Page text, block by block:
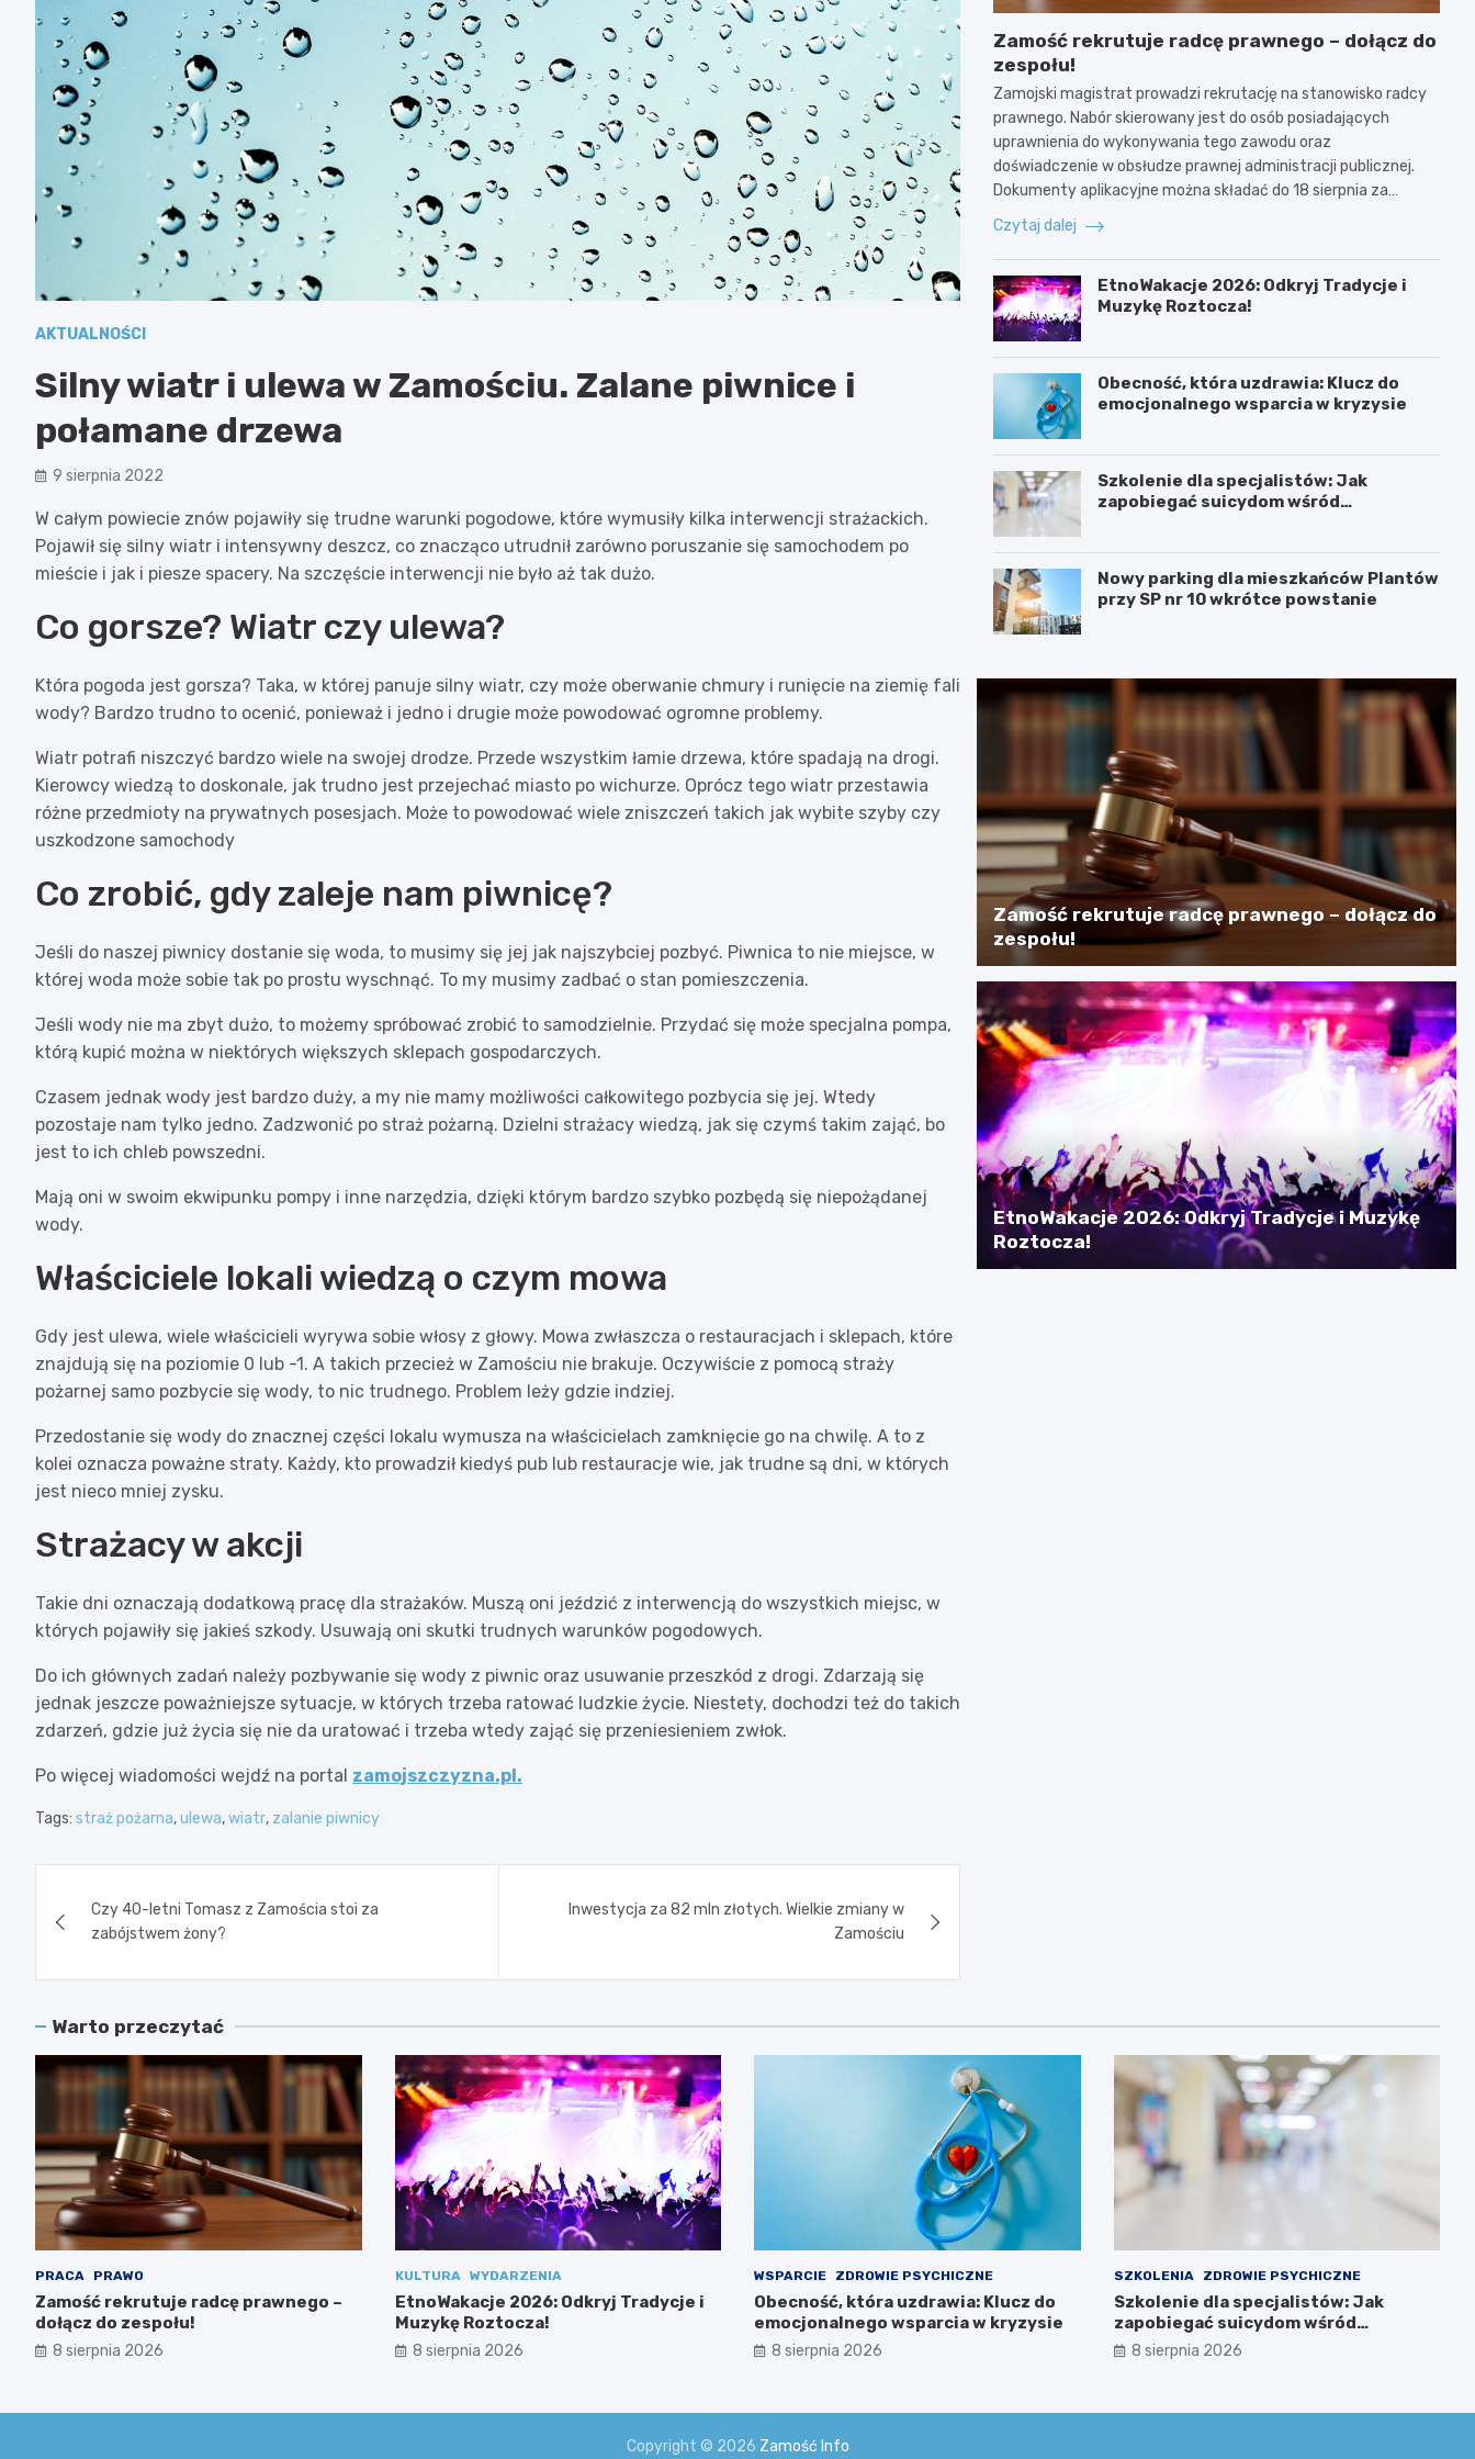
AKTUALNOŚCI
Silny wiatr i ulewa w Zamościu. Zalane piwnice i
połamane drzewa
9 sierpnia 2022
W całym powiecie znów pojawiły się trudne warunki pogodowe, które wymusiły kilka interwencji strażackich.
Pojawił się silny wiatr i intensywny deszcz, co znacząco utrudnił zarówno poruszanie się samochodem po
mieście i jak i piesze spacery. Na szczęście interwencji nie było aż tak dużo.
Co gorsze? Wiatr czy ulewa?
Która pogoda jest gorsza? Taka, w której panuje silny wiatr, czy może oberwanie chmury i runięcie na ziemię fali
wody? Bardzo trudno to ocenić, ponieważ i jedno i drugie może powodować ogromne problemy.
Wiatr potrafi niszczyć bardzo wiele na swojej drodze. Przede wszystkim łamie drzewa, które spadają na drogi.
Kierowcy wiedzą to doskonale, jak trudno jest przejechać miasto po wichurze. Oprócz tego wiatr przestawia
różne przedmioty na prywatnych posesjach. Może to powodować wiele zniszczeń takich jak wybite szyby czy
uszkodzone samochody
Co zrobić, gdy zaleje nam piwnicę?
Jeśli do naszej piwnicy dostanie się woda, to musimy się jej jak najszybciej pozbyć. Piwnica to nie miejsce, w
której woda może sobie tak po prostu wyschnąć. To my musimy zadbać o stan pomieszczenia.
Jeśli wody nie ma zbyt dużo, to możemy spróbować zrobić to samodzielnie. Przydać się może specjalna pompa,
którą kupić można w niektórych większych sklepach gospodarczych.
Czasem jednak wody jest bardzo duży, a my nie mamy możliwości całkowitego pozbycia się jej. Wtedy
pozostaje nam tylko jedno. Zadzwonić po straż pożarną. Dzielni strażacy wiedzą, jak się czymś takim zająć, bo
jest to ich chleb powszedni.
Mają oni w swoim ekwipunku pompy i inne narzędzia, dzięki którym bardzo szybko pozbędą się niepożądanej
wody.
Właściciele lokali wiedzą o czym mowa
Gdy jest ulewa, wiele właścicieli wyrywa sobie włosy z głowy. Mowa zwłaszcza o restauracjach i sklepach, które
znajdują się na poziomie 0 lub -1. A takich przecież w Zamościu nie brakuje. Oczywiście z pomocą straży
pożarnej samo pozbycie się wody, to nic trudnego. Problem leży gdzie indziej.
Przedostanie się wody do znacznej części lokalu wymusza na właścicielach zamknięcie go na chwilę. A to z
kolei oznacza poważne straty. Każdy, kto prowadził kiedyś pub lub restauracje wie, jak trudne są dni, w których
jest nieco mniej zysku.
Strażacy w akcji
Takie dni oznaczają dodatkową pracę dla strażaków. Muszą oni jeździć z interwencją do wszystkich miejsc, w
których pojawiły się jakieś szkody. Usuwają oni skutki trudnych warunków pogodowych.
Do ich głównych zadań należy pozbywanie się wody z piwnic oraz usuwanie przeszkód z drogi. Zdarzają się
jednak jeszcze poważniejsze sytuacje, w których trzeba ratować ludzkie życie. Niestety, dochodzi też do takich
zdarzeń, gdzie już życia się nie da uratować i trzeba wtedy zająć się przeniesieniem zwłok.
Po więcej wiadomości wejdź na portal zamojszczyzna.pl.
Tags: straż pożarna,ulewa,wiatr, zalanie piwnicy
wpisu
Czy 40-letni Tomasz z Zamościa stoi za
zabójstwem żony?
Inwestycja za 82 mln złotych. Wielkie zmiany w
Zamościu
Zamość rekrutuje radcę prawnego – dołącz do
zespołu!
Zamojski magistrat prowadzi rekrutację na stanowisko radcy
prawnego. Nabór skierowany jest do osób posiadających
uprawnienia do wykonywania tego zawodu oraz
doświadczenie w obsłudze prawnej administracji publicznej.
Dokumenty aplikacyjne można składać do 18 sierpnia za…
Czytaj dalej
EtnoWakacje 2026: Odkryj Tradycje i
Muzykę Roztocza!
Obecność, która uzdrawia: Klucz do
emocjonalnego wsparcia w kryzysie
Szkolenie dla specjalistów: Jak
zapobiegać suicydom wśród
Nowy parking dla mieszkańców Plantów
przy SP nr 10 wkrótce powstanie
Zamość rekrutuje radcę prawnego – dołącz do
zespołu!
EtnoWakacje 2026: Odkryj Tradycje i Muzykę
Roztocza!
Warto przeczytać
PRACA PRAWO
Zamość rekrutuje radcę prawnego –
dołącz do zespołu!
8 sierpnia 2026
KULTURA WYDARZENIA
EtnoWakacje 2026: Odkryj Tradycje i
Muzykę Roztocza!
8 sierpnia 2026
WSPARCIE ZDROWIE PSYCHICZNE
Obecność, która uzdrawia: Klucz do
emocjonalnego wsparcia w kryzysie
8 sierpnia 2026
SZKOLENIA ZDROWIE PSYCHICZNE
Szkolenie dla specjalistów: Jak
zapobiegać suicydom wśród
młodzieży?
8 sierpnia 2026
Copyright © 2026 Zamość Info